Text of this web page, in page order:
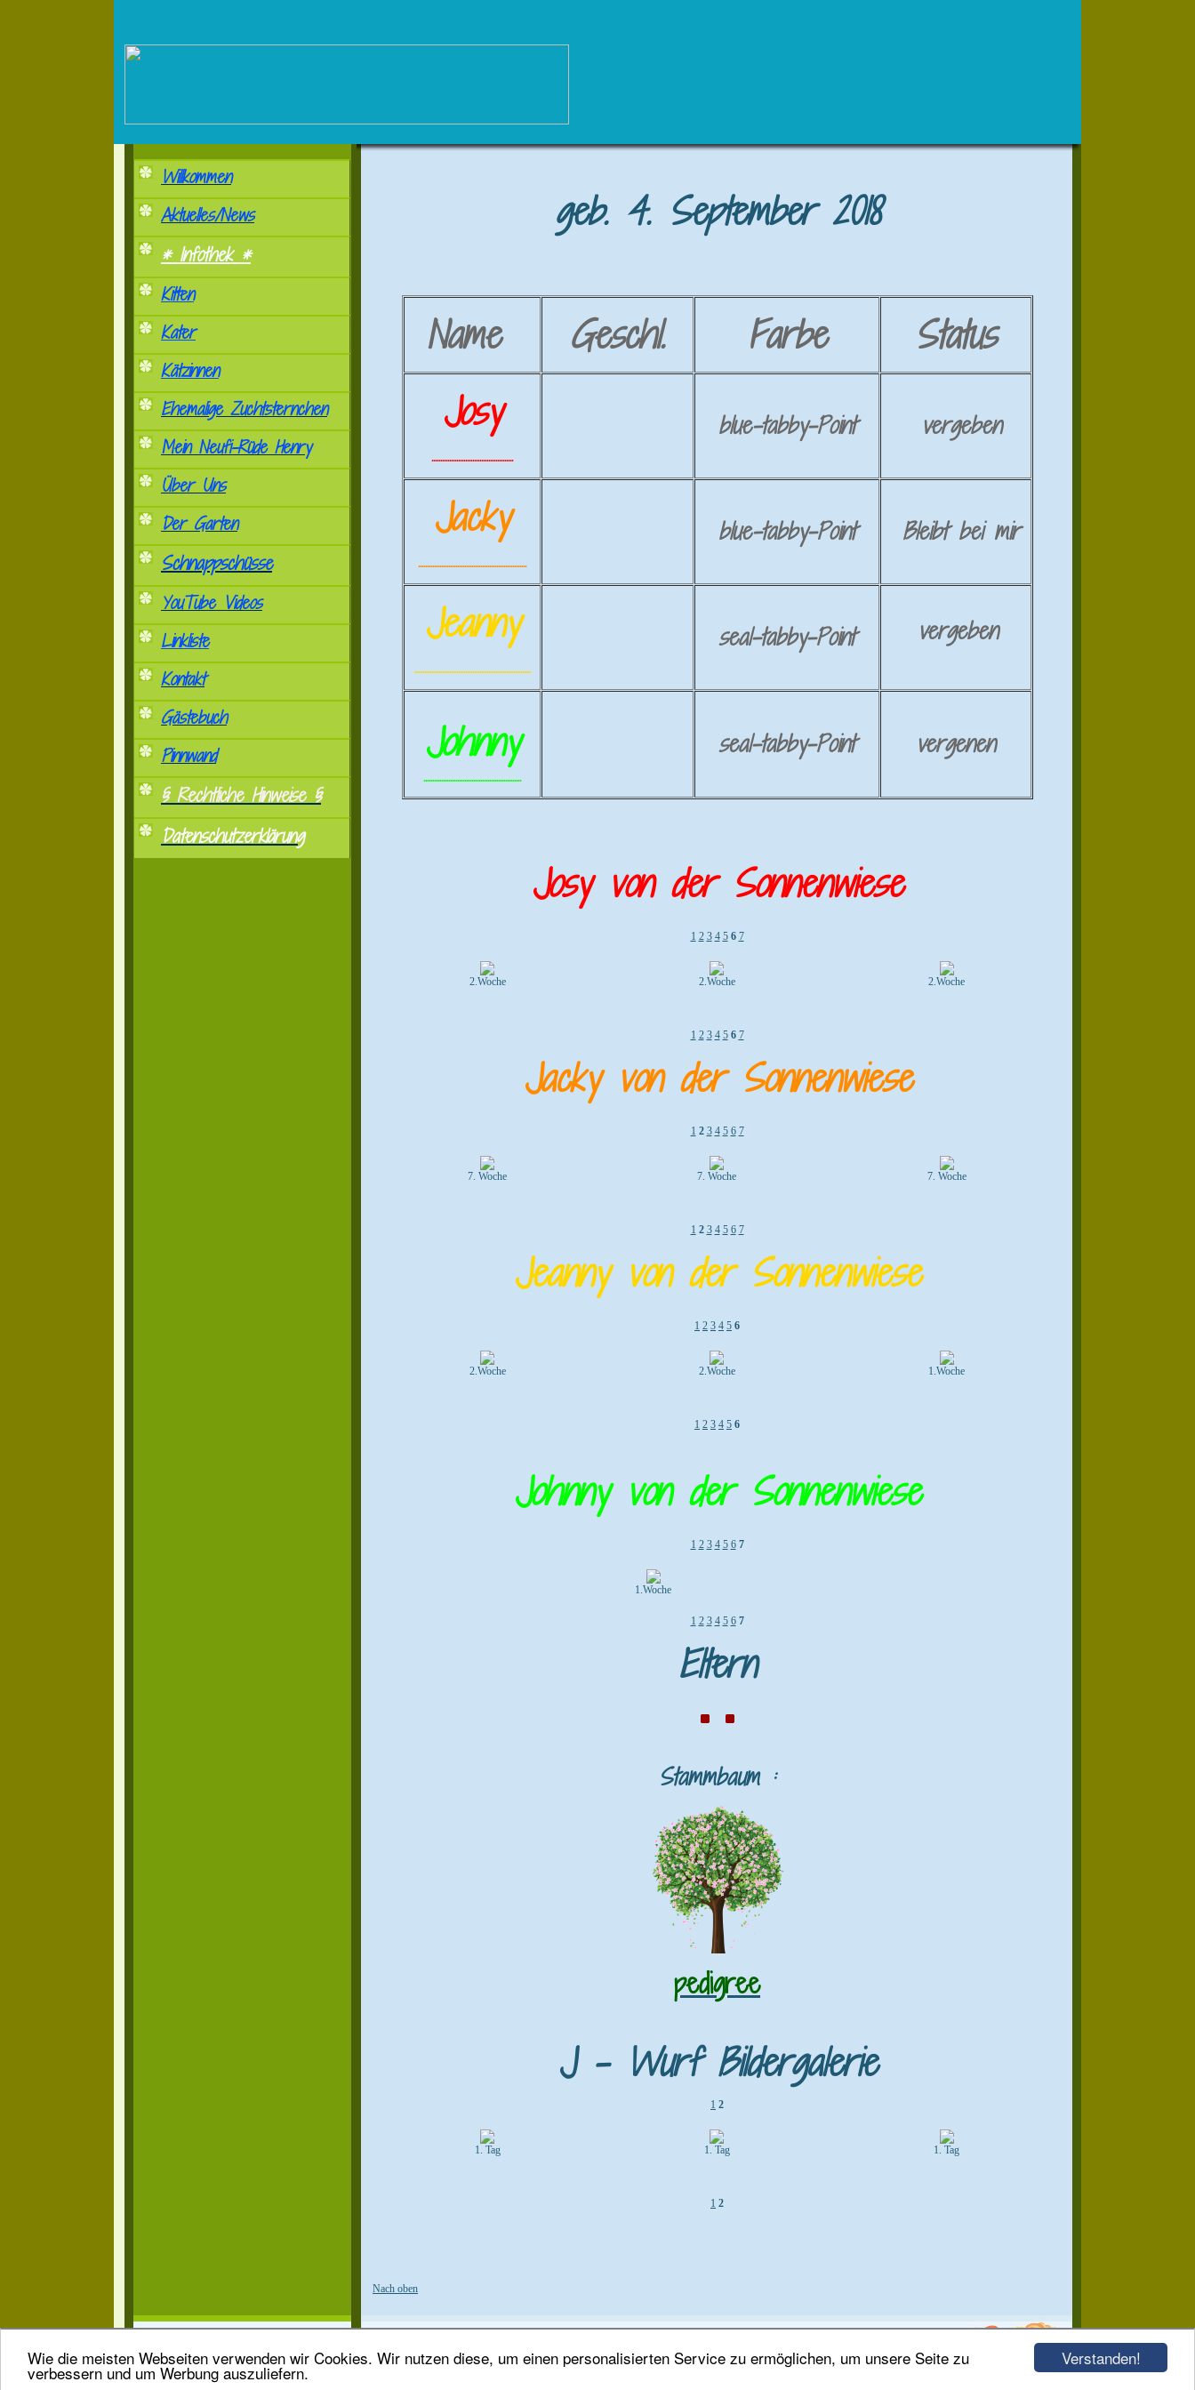
Verstanden!
Wie die meisten Webseiten verwenden wir Cookies. Wir nutzen diese, um einen personalisierten Service zu ermöglichen, um unsere Seite zu
verbessern und um Werbung auszuliefern.
Willkommen
Aktuelles/News
* Infothek *
Kitten
Kater
Kätzinnen
Ehemalige Zuchtsternchen
Mein Neufi-Rüde Henry
Über Uns
Der Garten
Schnappschüsse
YouTube Videos
Linkliste
Kontakt
Gästebuch
Pinnwand
§ Rechtliche Hinweise §
Datenschutzerklärung
geb. 4. September 2018
Name Geschl. Farbe
Status
Josy
..............................................
blue-tabby-Point vergeben
Jacky
.............................................................
blue-tabby-Point Bleibt bei mir
Jeanny
..................................................................
seal-tabby-Point vergeben
Johnny
.......................................................
seal-tabby-Point vergenen
Josy von der Sonnenwiese
1 2 3 4 5 6 7
2.Woche 2.Woche 2.Woche
1 2 3 4 5 6 7
Jacky von der Sonnenwiese
1 2 3 4 5 6 7
7. Woche 7. Woche 7. Woche
1 2 3 4 5 6 7
Jeanny von der Sonnenwiese
1 2 3 4 5 6
2.Woche 2.Woche 1.Woche
1 2 3 4 5 6
Johnny von der Sonnenwiese
1 2 3 4 5 6 7
1.Woche
1 2 3 4 5 6 7
Eltern
Stammbaum :
pedigree
J - Wurf Bildergalerie
1 2
1. Tag 1. Tag 1. Tag
1 2
Nach oben